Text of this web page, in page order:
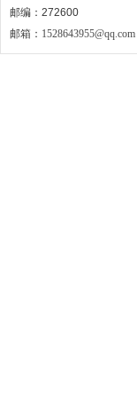
邮编：272600
邮箱： 1528643955@qq.com